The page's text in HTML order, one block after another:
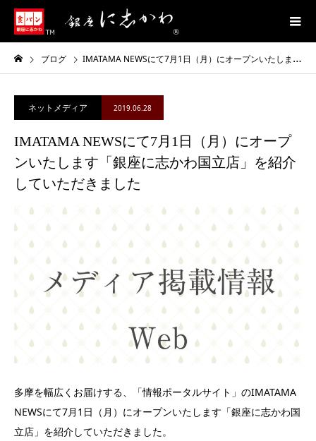
ブログ IMATAMA NEWSにて7月1日（月）にオープンいたします「銀座に志かわ国立店」を紹介していただきました
ネットメディア 2019.06.28
IMATAMA NEWSにて7月1日（月）にオープ
ンいたします「銀座に志かわ国立店」を紹介
していただきました
多摩を幅広くお届けする、「情報ポータルサイト」のIMATAMA
NEWSにて7月1日（月）にオープンいたします「銀座に志かわ国
立店」を紹介していただきました。